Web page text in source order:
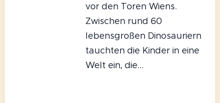
vor den Toren Wiens.
Zwischen rund 60
lebensgroßen Dinosauriern
tauchten die Kinder in eine
Welt ein, die...